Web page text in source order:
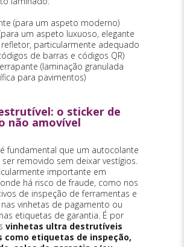
(para um aspeto moderno)
um aspeto luxuoso, elegante
particularmente adequado
de barras e códigos QR)
(laminação granulada
para pavimentos)
o sticker de
não amovível
é fundamental que um autocolante
removido sem deixar vestígios.
importante em
há risco de fraude, como nos
de inspeção de ferramentas e
vinhetas de pagamento ou
etiquetas de garantia. É por
vinhetas ultra destrutíveis
como etiquetas de inspeção,